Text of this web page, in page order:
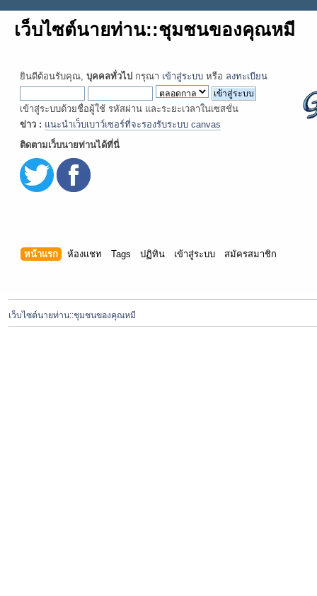
เว็บไซต์นายท่าน::ชุมชนของคุณหมี
ยินดีต้อนรับคุณ, บุคคลทั่วไป กรุณา เข้าสู่ระบบ หรือ ลงทะเบียน
เข้าสู่ระบบด้วยชื่อผู้ใช้ รหัสผ่าน และระยะเวลาในเซสชั่น
ข่าว : แนะนำเว็บเบาว์เซอร์ที่จะรองรับระบบ canvas
ติดตามเว็บนายท่านได้ที่นี่
หน้าแรก ห้องแชท Tags ปฏิทิน เข้าสู่ระบบ สมัครสมาชิก
เว็บไซต์นายท่าน::ชุมชนของคุณหมี